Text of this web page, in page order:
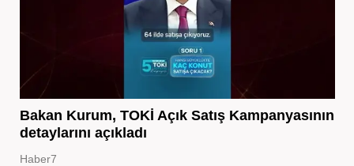
Bakan Kurum, TOKİ Açık Satış Kampanyasının
detaylarını açıkladı
Haber7